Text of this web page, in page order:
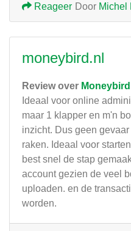
Door Michel
Reageer
moneybird.nl
Review over Moneybird
Ideaal voor online
maar 1 klapper en m'n
inzicht. Dus geen
raken. Ideaal voor
best snel de stap
account gezien de veel
uploaden. en de
worden.